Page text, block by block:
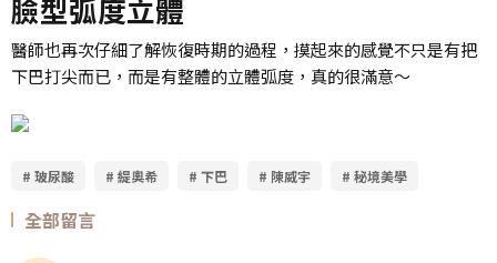
臉型弧度立體
醫師也再次仔細了解恢復時期的過程，摸起來的感覺不只是有把
下巴打尖而已，而是有整體的立體弧度，真的很滿意～
# 玻尿酸 # 緹奧希 # 下巴 # 陳威宇 # 秘境美學
全部留言